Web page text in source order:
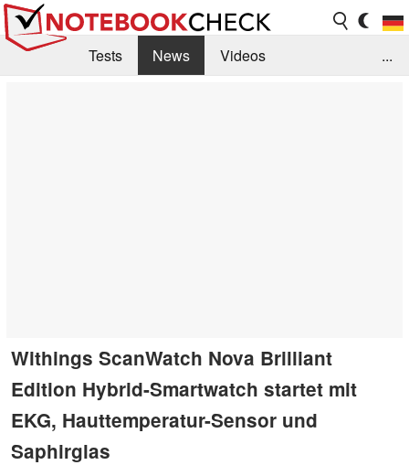
Tests News
Videos
...
Withings ScanWatch Nova Brilliant
Edition Hybrid-Smartwatch startet mit
EKG, Hauttemperatur-Sensor und
Saphirglas